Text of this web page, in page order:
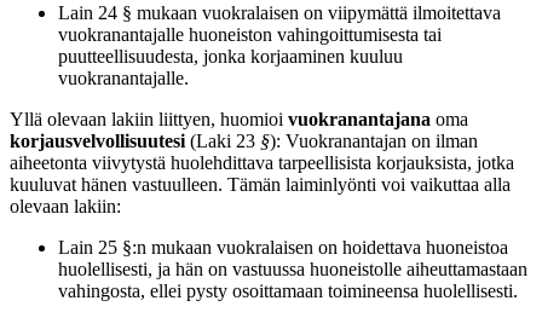
Lain 24 § mukaan vuokralaisen on viipymättä ilmoitettava
vuokranantajalle huoneiston vahingoittumisesta tai
puutteellisuudesta, jonka korjaaminen kuuluu
vuokranantajalle.
Yllä olevaan lakiin liittyen, huomioi vuokranantajana oma
korjausvelvollisuutesi (Laki 23 §): Vuokranantajan on ilman
aiheetonta viivytystä huolehdittava tarpeellisista korjauksista, jotka
kuuluvat hänen vastuulleen. Tämän laiminlyönti voi vaikuttaa alla
olevaan lakiin:
Lain 25 §:n mukaan vuokralaisen on hoidettava huoneistoa
huolellisesti, ja hän on vastuussa huoneistolle aiheuttamastaan
vahingosta, ellei pysty osoittamaan toimineensa huolellisesti.